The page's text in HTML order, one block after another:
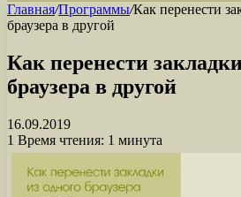
Главная/Программы/Как перенести
браузера в другой
Как перенести
браузера в другой
16.09.2019
1 Время чтения: 1 минута